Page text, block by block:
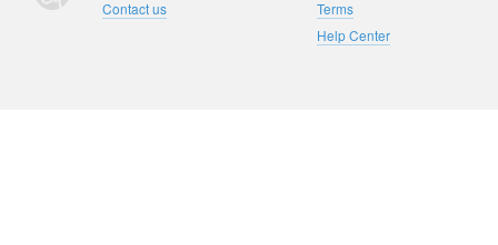
Contact us
Terms
Help Center